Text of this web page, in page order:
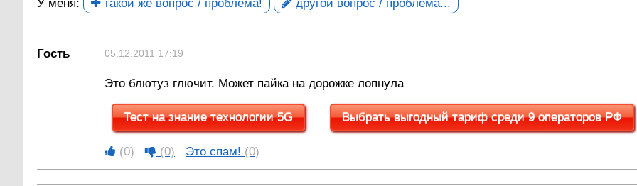
У меня: такой же вопрос / проблема! другой вопрос / проблема...
Гость 05.12.2011 17:19
Это блютуз глючит. Может пайка на дорожке лопнула
Тест на знание технологии 5G Выбрать выгодный тариф среди 9 операторов РФ
(0) (0) Это спам! (0)